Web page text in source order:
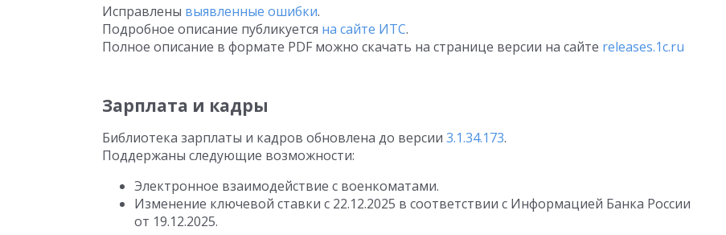
Исправлены выявленные ошибки.
Подробное описание публикуется на сайте ИТС.
Полное описание в формате PDF можно скачать на странице версии на сайте releases.1c.ru
Зарплата и кадры
Библиотека зарплаты и кадров обновлена до версии 3.1.34.173.
Поддержаны следующие возможности:
Электронное взаимодействие с военкоматами.
Изменение ключевой ставки с 22.12.2025 в соответствии с Информацией Банка России
от 19.12.2025.